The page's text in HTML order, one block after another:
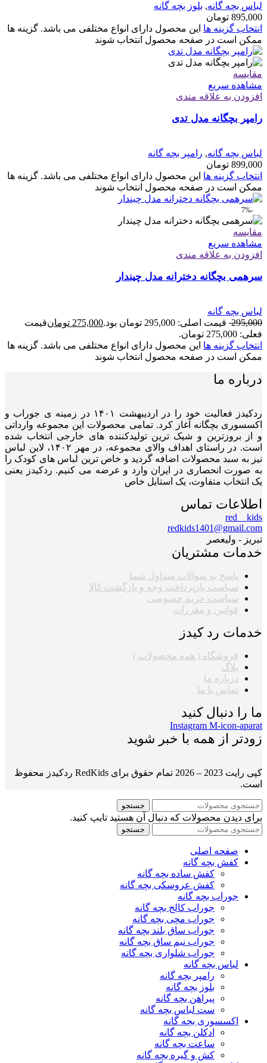
لباس بچه گانه, بلوز بچه گانه
895,000 تومان
انتخاب گزینه ها این محصول دارای انواع مختلفی می باشد. گزینه ها
ممکن است در صفحه محصول انتخاب شوند
مقایسه
مشاهده سریع
افزودن به علاقه مندی
رامپر بچگانه مدل تدی
لباس بچه گانه, رامپر بچه گانه
899,000 تومان
انتخاب گزینه ها این محصول دارای انواع مختلفی می باشد. گزینه ها
ممکن است در صفحه محصول انتخاب شوند
-7%
مقایسه
مشاهده سریع
افزودن به علاقه مندی
سرهمی بچگانه دخترانه مدل چیندار
لباس بچه گانه
295,000 قیمت اصلی: 295,000 تومان بود. 275,000 تومانقیمت
فعلی: 275,000 تومان.
انتخاب گزینه ها این محصول دارای انواع مختلفی می باشد. گزینه ها
ممکن است در صفحه محصول انتخاب شوند
درباره ما
ردکیدز فعالیت خود را در اردیبهشت ۱۴۰۱ در زمینه ی جوراب و
اکسسوری بچگانه آغاز کرد. تمامی محصولات این مجموعه وارداتی
و از بروزترین و شیک ترین تولیدکننده های خارجی انتخاب شده
است. در راستای اهداف والای مجموعه، در مهر ۱۴۰۲، لاین لباس
نیز به سبد محصولات اضافه گردید و خاص ترین لباس های کودک را
به صورت انحصاری در ایران وارد و عرضه می کنیم. ردکیدز یعنی
یک انتخاب متفاوت، یک استایل خاص
اطلاعات تماس
red__kids
redkids1401@gmail.com
تبریز - ولیعصر
خدمات مشتریان
پاسخ به سوالات متداول شما
سیاست بازپرداخت وجه و بازگشت کالا
سیاست حریم خصوصی
قوانین و مقررات
خدمات رد کیدز
فروشگاه ( همه محصولات )
بلاگ
درباره ما
تماس با ما
ما را دنبال کنید
Instagram M-icon-aparat
زودتر از همه با خبر شوید
کپی رایت 2023 – 2026 تمام حقوق برای RedKids ردکیدز محفوظ
است.
جستجو
برای دیدن محصولات که دنبال آن هستید تایپ کنید.
جستجو
صفحه اصلی
کفش بچه گانه
کفش ساده بچه گانه
کفش عروسکی بچه گانه
جوراب بچه گانه
جوراب کالج بچه گانه
جوراب مچی بچه گانه
جوراب ساق بلند بچه گانه
جوراب نیم ساق بچه گانه
جوراب شلواری بچه گانه
لباس بچه گانه
رامپر بچه گانه
بلوز بچه گانه
پیراهن بچه گانه
ست لباس بچه گانه
اکسسوری بچه گانه
ادکلن بچه گانه
ساعت بچه گانه
کش و گیره بچه گانه